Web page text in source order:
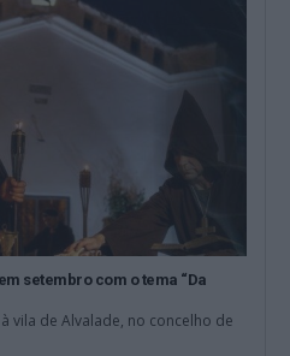
setembro com o tema “Da
vila de Alvalade, no concelho de